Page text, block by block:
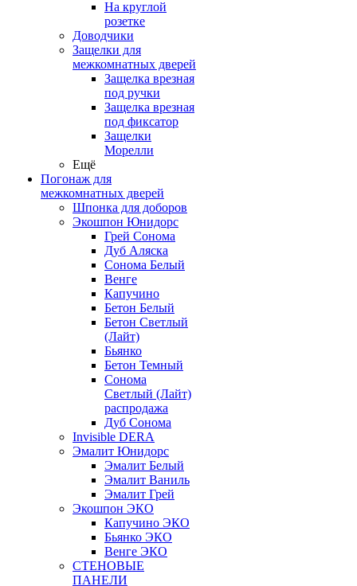
На круглой
розетке
Доводчики
Защелки для
межкомнатных дверей
Защелка врезная
под ручки
Защелка врезная
под фиксатор
Защелки
Морелли
Ещё
Погонаж для
межкомнатных дверей
Шпонка для доборов
Экошпон Юнидорс
Грей Сонома
Дуб Аляска
Сонома Белый
Венге
Капучино
Бетон Белый
Бетон Светлый
(Лайт)
Бьянко
Бетон Темный
Сонома
Светлый (Лайт)
распродажа
Дуб Сонома
Invisible DERA
Эмалит Юнидорс
Эмалит Белый
Эмалит Ваниль
Эмалит Грей
Экошпон ЭКО
Капучино ЭКО
Бьянко ЭКО
Венге ЭКО
СТЕНОВЫЕ
ПАНЕЛИ